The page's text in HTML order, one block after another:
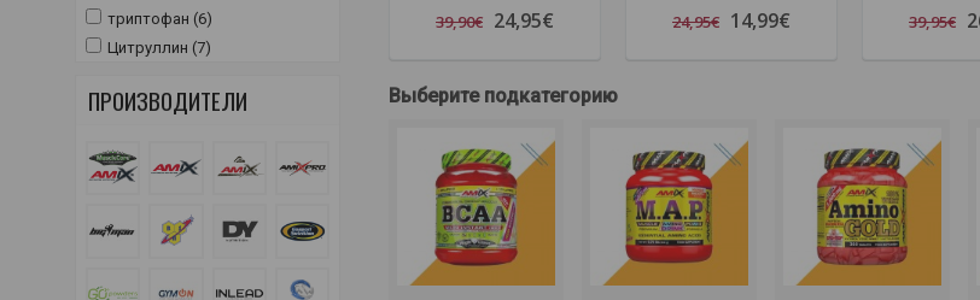
триптофан (6)
Цитруллин (7)
ПРОИЗВОДИТЕЛИ
39,90€ 24,95€ 24,95€ 14,99€ 39,95€
Выберите подкатегорию